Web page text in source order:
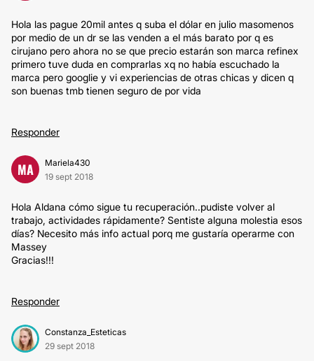
Hola las pague 20mil antes q suba el dólar en julio masomenos
por medio de un dr se las venden a el más barato por q es
cirujano pero ahora no se que precio estarán son marca refinex
primero tuve duda en comprarlas xq no había escuchado la
marca pero googlie y vi experiencias de otras chicas y dicen q
son buenas tmb tienen seguro de por vida
Responder
MA
Mariela430
19 sept 2018
Hola Aldana cómo sigue tu recuperación..pudiste volver al
trabajo, actividades rápidamente? Sentiste alguna molestia esos
días? Necesito más info actual porq me gustaría operarme con
Massey
Gracias!!!
Responder
Constanza_Esteticas
29 sept 2018